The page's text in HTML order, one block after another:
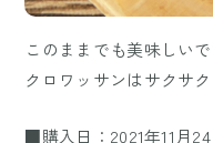
このままでも美味しい
クロワッサンはサクサ
■購入日：2021年11月24